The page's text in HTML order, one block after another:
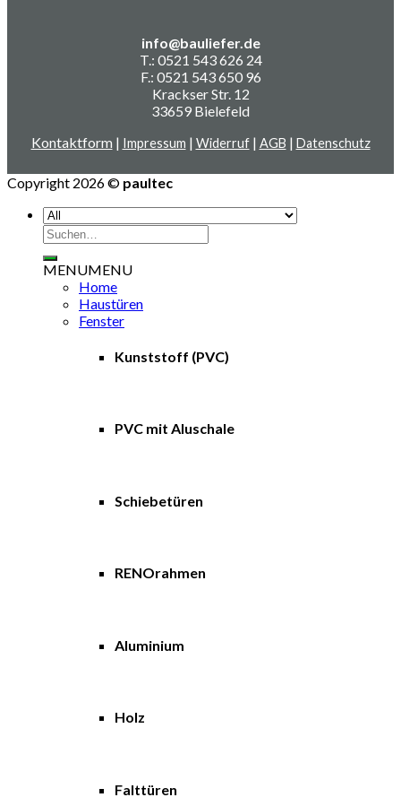
info@bauliefer.de
T.: 0521 543 626 24
F.: 0521 543 650 96
Krackser Str. 12
33659 Bielefeld
Kontaktform | Impressum | Widerruf| AGB | Datenschutz
Copyright 2026 © paultec
Suchen
nach:
MENUMENU
Home
Haustüren
Fenster
Kunststoff (PVC)
PVC mit Aluschale
Schiebetüren
RENOrahmen
Aluminium
Holz
Falttüren